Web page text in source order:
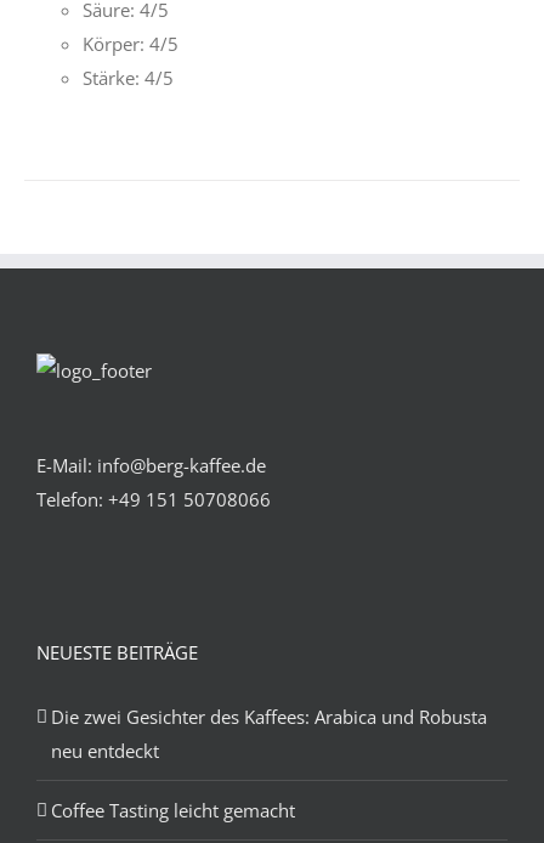
Säure: 4/5
Körper: 4/5
Stärke: 4/5
E-Mail: info@berg-kaffee.de
Telefon: +49 151 50708066
NEUESTE BEITRÄGE
Die zwei Gesichter des Kaffees: Arabica und Robusta
neu entdeckt
Coffee Tasting leicht gemacht